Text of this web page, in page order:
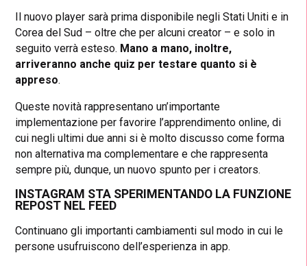
Il nuovo player sarà prima disponibile negli Stati Uniti e in
Corea del Sud – oltre che per alcuni creator – e solo in
seguito verrà esteso. Mano a mano, inoltre,
arriveranno anche quiz per testare quanto si è
appreso.
Queste novità rappresentano un’importante
implementazione per favorire l’apprendimento online, di
cui negli ultimi due anni si è molto discusso come forma
non alternativa ma complementare e che rappresenta
sempre più, dunque, un nuovo spunto per i creators.
INSTAGRAM STA SPERIMENTANDO LA FUNZIONE
REPOST NEL FEED
Continuano gli importanti cambiamenti sul modo in cui le
persone usufruiscono dell’esperienza in app.